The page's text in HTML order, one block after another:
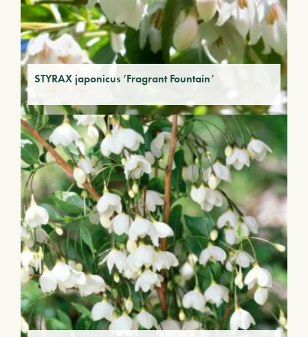
STYRAX japonicus ‘Fragrant Fountain’